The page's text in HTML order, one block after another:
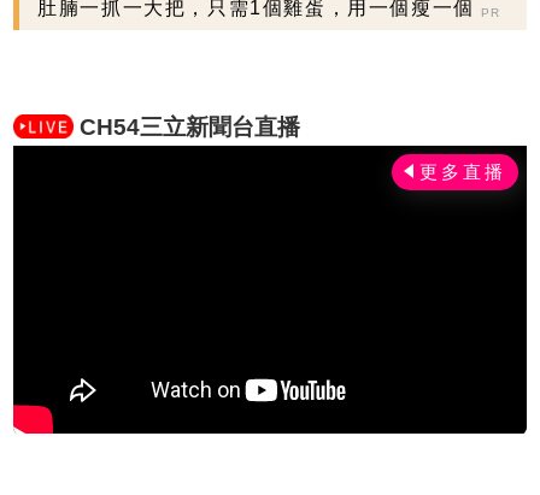
肚腩一抓一大把，只需1個雞蛋，用一個瘦一個 PR
CH54三立新聞台直播